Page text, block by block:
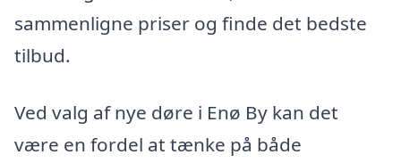
sammenligne priser og finde det bedste
tilbud.
Ved valg af nye døre i Enø By kan det
være en fordel at tænke på både